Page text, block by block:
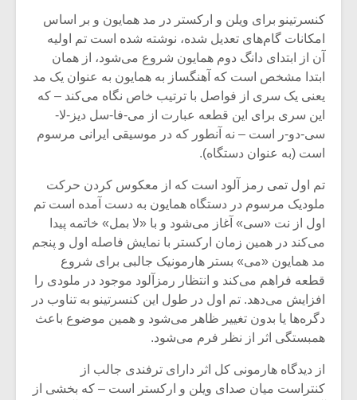
کنسرتینو برای ویلن و ارکستر در مد همایون و بر اساس
امکانات گام‌های تعدیل شده، نوشته شده است تم اولیه
آن از ابتدای دانگ دوم همایون شروع می‌شود، از همان
ابتدا مشخص است که آهنگساز به همایون به عنوان یک مد
یعنی یک سری از فواصل با ترتیب خاص نگاه می‌کند – که
این سری برای این قطعه عبارت از می-فا-سل دیز-لا-
سی-دو-ر است – نه آنطور که در موسیقی ایرانی مرسوم
است (به عنوان دستگاه).
تم اول تمی رمز آلود است که از معکوس کردن حرکت
ملودیک مرسوم در دستگاه همایون به دست آمده است تم
اول از نت «سی» آغاز می‌شود و با «لا بمل» خاتمه پیدا
می‌کند در همین زمان ارکستر با نمایش فاصله اول و پنجم
مد همایون «می» بستر هارمونیک جالبی برای شروع
قطعه فراهم می‌کند و انتظار رمزآلود موجود در ملودی را
افزایش می‌دهد. تم اول در طول این کنسرتینو به تناوب در
دگره‌ها یا بدون تغییر ظاهر می‌شود و همین موضوع باعث
همبستگی اثر از نظر فرم می‌شود.
از دیدگاه هارمونی کل اثر دارای ترفندی جالب از
کنتراست میان صدای ویلن و ارکستر است – که بخشی از